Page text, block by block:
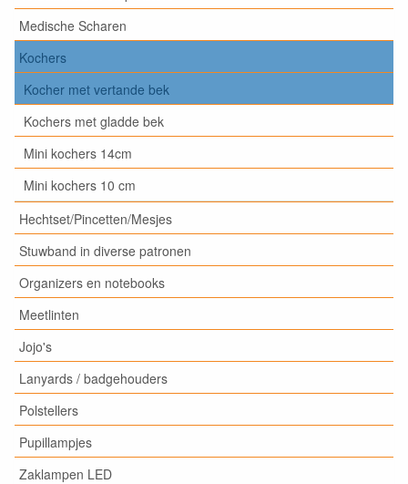
Medische Scharen
Kochers
Kocher met vertande bek
Kochers met gladde bek
Mini kochers 14cm
Mini kochers 10 cm
Hechtset/Pincetten/Mesjes
Stuwband in diverse patronen
Organizers en notebooks
Meetlinten
Jojo's
Lanyards / badgehouders
Polstellers
Pupillampjes
Zaklampen LED